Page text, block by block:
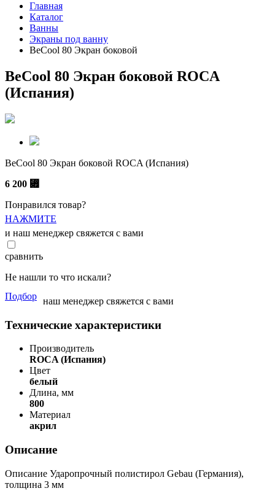
Главная
Каталог
Ванны
Экраны под ванну
BeCool 80 Экран боковой
BeCool 80 Экран боковой ROCA
(Испания)
BeCool 80 Экран боковой ROCA (Испания)
6 200 ⃏
Понравился товар?
НАЖМИТЕ
и наш менеджер свяжется с вами
сравнить
Не нашли то что искали?
Подбор наш менеджер свяжется с вами
Технические характеристики
Производитель
ROCA (Испания)
Цвет
белый
Длина, мм
800
Материал
акрил
Описание
Описание Ударопрочный полистирол Gebau (Германия),
толщина 3 мм